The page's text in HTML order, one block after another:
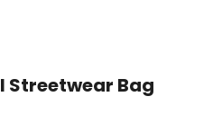
Streetwear Bag